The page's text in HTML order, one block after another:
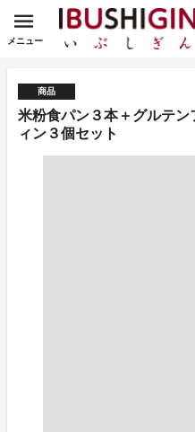
メニュー
商品
米粉食パン３本＋グルテ
ィン３個セット